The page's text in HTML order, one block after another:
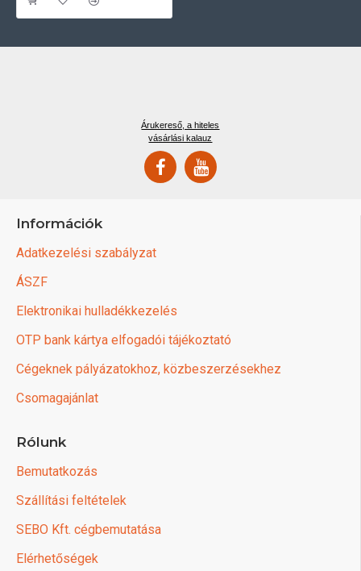
Árukereső, a hiteles
vásárlási kalauz
Információk
Adatkezelési szabályzat
ÁSZF
Elektronikai hulladékkezelés
OTP bank kártya elfogadói tájékoztató
Cégeknek pályázatokhoz, közbeszerzésekhez
Csomagajánlat
Rólunk
Bemutatkozás
Szállítási feltételek
SEBO Kft. cégbemutatása
Elérhetőségek